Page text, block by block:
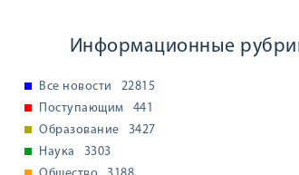
Информационные
Все новости
22815
Поступающим
441
Образование
3427
Наука
3303